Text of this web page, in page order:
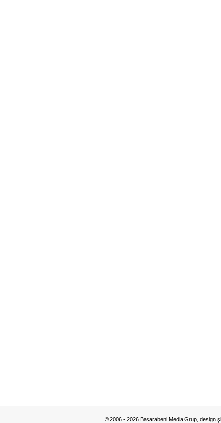
© 2006 - 2026 Basarabeni Media Grup, design